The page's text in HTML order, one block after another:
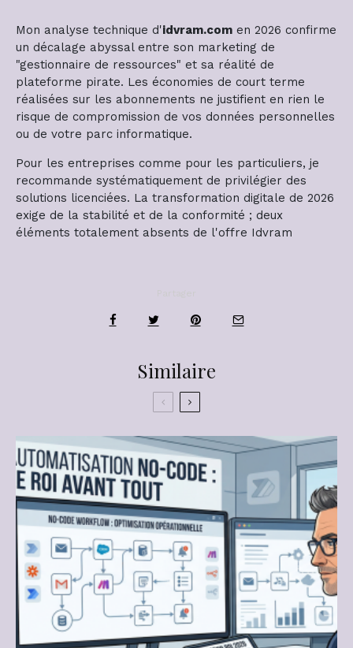
Mon analyse technique d'idvram.com en 2026 confirme
un décalage abyssal entre son marketing de
"gestionnaire de ressources" et sa réalité de
plateforme pirate. Les économies de court terme
réalisées sur les abonnements ne justifient en rien le
risque de compromission de vos données personnelles
ou de votre parc informatique.
Pour les entreprises comme pour les particuliers, je
recommande systématiquement de privilégier des
solutions licenciées. La transformation digitale de 2026
exige de la stabilité et de la conformité ; deux
éléments totalement absents de l'offre Idvram
Similaire